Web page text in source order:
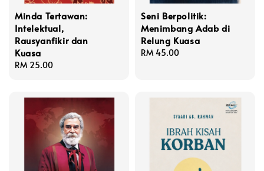
Minda Tertawan:
Intelektual,
Rausyanfikir dan
Kuasa
Regular
RM 25.00
Seni Berpolitik:
Menimbang Adab di
Relung Kuasa
Regular
RM 45.00